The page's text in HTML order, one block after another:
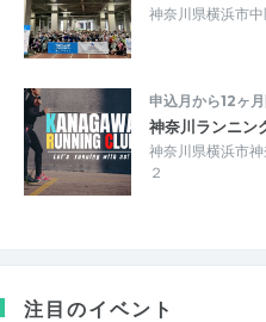
神奈川県横浜市
申込月から12ヶ
神奈川ランニン
神奈川県横浜市
２
注目のイベント